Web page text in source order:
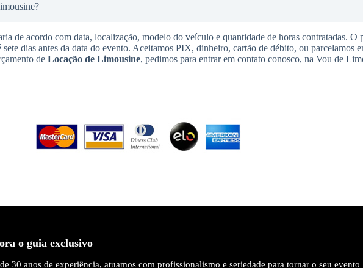
de acordo com data, localização, modelo do veículo e quantidade de horas contratadas. O
dias antes da data do evento. Aceitamos PIX, dinheiro, cartão de débito, ou parcelamos
de Locação de Limousine, pedimos para entrar em contato conosco, na Vou de
o guia exclusivo
30 anos de experiência, atuamos com profissionalismo e seriedade para tornar o seu evento